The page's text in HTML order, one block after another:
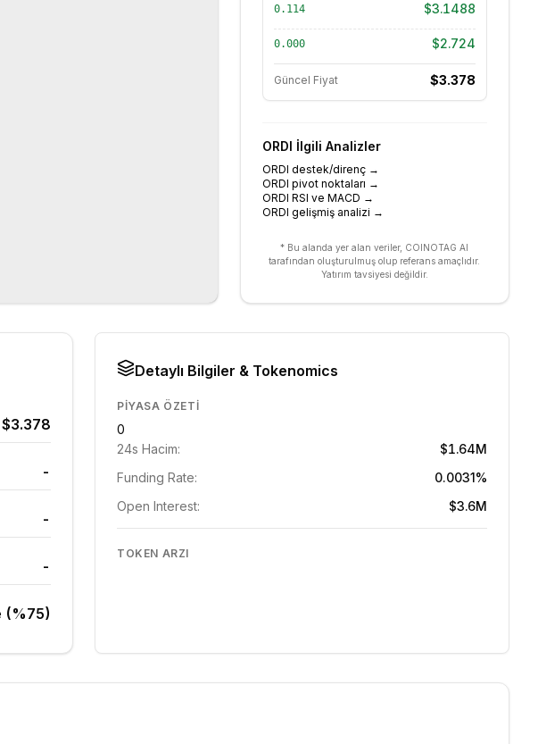
0.114 $3.1488
0.000 $2.724
Güncel Fiyat $3.378
ORDI İlgili Analizler
ORDI destek/direnç→
ORDI pivot noktaları →
ORDI RSI ve MACD →
ORDI gelişmiş analizi →
* Bu alanda yer alan veriler, COINOTAG AI
tarafından oluşturulmuş olup referans amaçlıdır.
Yatırım tavsiyesi değildir.
$3.378
-
-
-
(%75)
Detaylı Bilgiler & Tokenomics
PIYASA ÖZETI
0
24s Hacim:
$1.64M
Funding Rate:
0.0031%
Open Interest:
$3.6M
TOKEN ARZI